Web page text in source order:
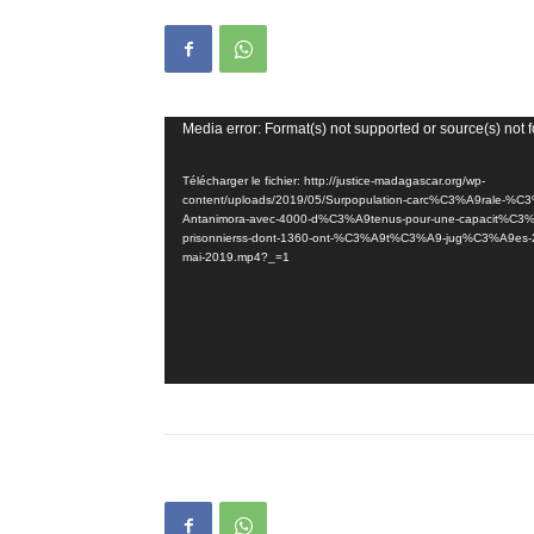
Lecteur
Media error: Format(s) not supported or source(s) not
Télécharger le fichier: http://justice-madagascar.org/wp-
content/uploads/2019/05/Surpopulation-carc%C3%A9rale-
Antanimora-avec-4000-d%C3%A9tenus-pour-une-
prisonnierss-dont-1360-ont-%C3%A9t%C3%A9-
mai-2019.mp4?_=1